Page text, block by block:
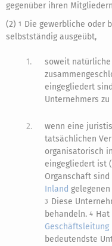
gegenüber ihren
(2) 1 Die gewerbliche oder
selbstständig ausgeübt,
1.
soweit
eingegliedert
Unternehmers
2.
wenn eine
tatsächlichen
organisatorisch
eingegliedert ist (
Organschaft
Inland
3 Diese
behandeln.4 Hat
Geschäftsleitung
bedeutendste